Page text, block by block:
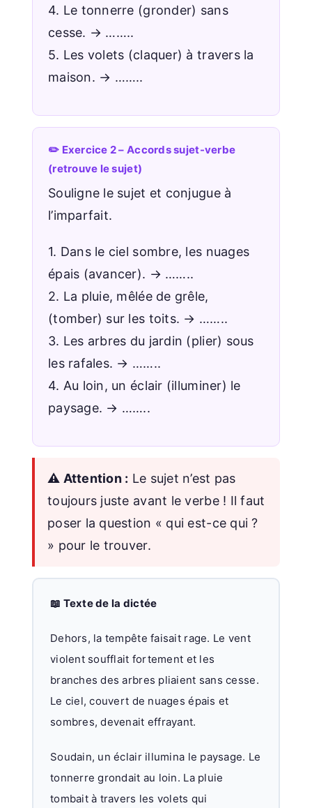
4. Le tonnerre (gronder) sans
cesse. → ……..
5. Les volets (claquer) à travers la
maison. → ……..
✏️ Exercice 2 – Accords sujet-verbe
(retrouve le sujet)
Souligne le sujet et conjugue à
l’imparfait.
1. Dans le ciel sombre, les nuages
épais (avancer). → ……..
2. La pluie, mêlée de grêle,
(tomber) sur les toits. → ……..
3. Les arbres du jardin (plier) sous
les rafales. → ……..
4. Au loin, un éclair (illuminer) le
paysage. → ……..
⚠️ Attention : Le sujet n’est pas
toujours juste avant le verbe ! Il faut
poser la question « qui est-ce qui ?
» pour le trouver.
📖 Texte de la dictée
Dehors, la tempête faisait rage. Le vent
violent soufflait fortement et les
branches des arbres pliaient sans cesse.
Le ciel, couvert de nuages épais et
sombres, devenait effrayant.
Soudain, un éclair illumina le paysage. Le
tonnerre grondait au loin. La pluie
tombait à travers les volets qui